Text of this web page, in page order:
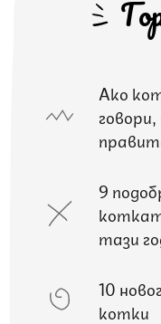
Ако
9
тази
10
котки